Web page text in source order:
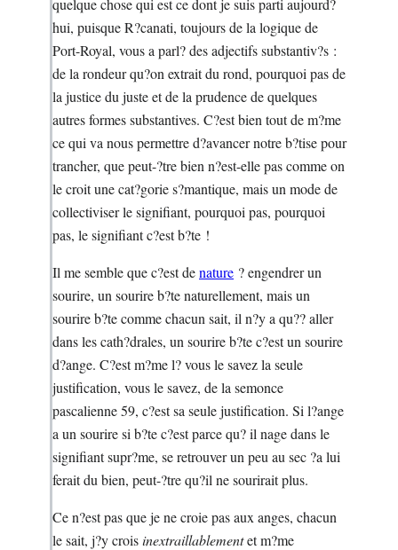
quelque chose qui est ce dont je suis parti aujourd?
hui, puisque R?canati, toujours de la logique de
Port-Royal, vous a parl? des adjectifs substantiv?s :
de la rondeur qu?on extrait du rond, pourquoi pas de
la justice du juste et de la prudence de quelques
autres formes substantives. C?est bien tout de m?me
ce qui va nous permettre d?avancer notre b?tise pour
trancher, que peut-?tre bien n?est-elle pas comme on
le croit une cat?gorie s?mantique, mais un mode de
collectiviser le signifiant, pourquoi pas, pourquoi
pas, le signifiant c?est b?te !
Il me semble que c?est denature ? engendrer un
sourire, un sourire b?te naturellement, mais un
sourire b?te comme chacun sait, il n?y a qu?? aller
dans les cath?drales, un sourire b?te c?est un sourire
d?ange. C?est m?me l? vous le savez la seule
justification, vous le savez, de la semonce
pascalienne 59, c?est sa seule justification. Si l?ange
a un sourire si b?te c?est parce qu? il nage dans le
signifiant supr?me, se retrouver un peu au sec ?a lui
ferait du bien, peut-?tre qu?il ne sourirait plus.
Ce n?est pas que je ne croie pas aux anges, chacun
le sait, j?y croisinextraillablementet m?me